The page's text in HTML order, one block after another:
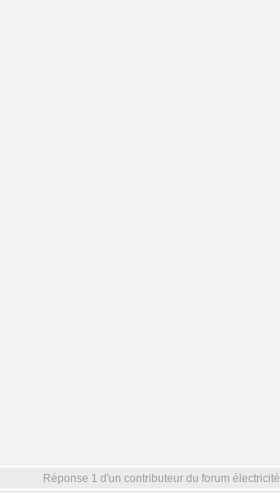
Réponse 1 d'un contributeur du forum électricité